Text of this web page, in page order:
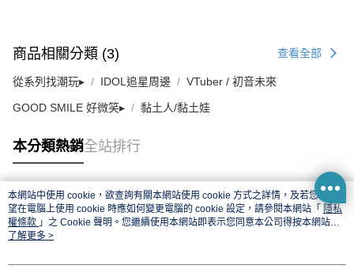
商品相關分類 (3) 查看全部
從系列找潮玩▸ IDOL追星周邊 VTuber / 初音未來
GOOD SMILE 好微笑▸ 黏土人/黏土娃
本分類熱銷全站排行
熱門標籤
本網站中使用 cookie，欲查詢有關本網站使用 cookie 方式之詳情，及若您不希
望在電腦上使用 cookie 時應如何變更電腦的 cookie 設定，請參閱本網站「 隱私
權條款 」之 Cookie 聲明。您繼續使用本網站即表示您同意本公司得按本網站使
用條款之 Cookie 聲明使用 cookie。
了解更多 >